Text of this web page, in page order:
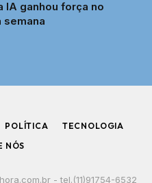
IA ganhou força no
semana
POLÍTICA
TECNOLOGIA
NÓS
- tel.(11)91754-6532